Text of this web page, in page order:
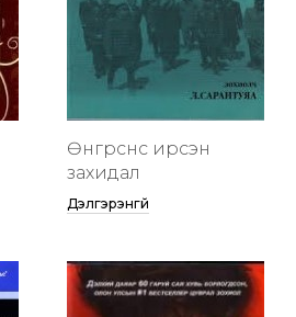
Өнгөрснөөс ирсэн
захидал
Дэлгэрэнгүй